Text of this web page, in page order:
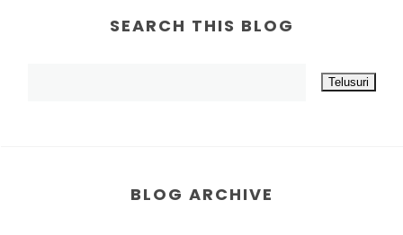
SEARCH THIS BLOG
BLOG ARCHIVE